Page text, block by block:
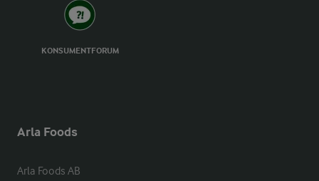
KONSUMENTFORUM
Arla Foods
Arla Foods AB